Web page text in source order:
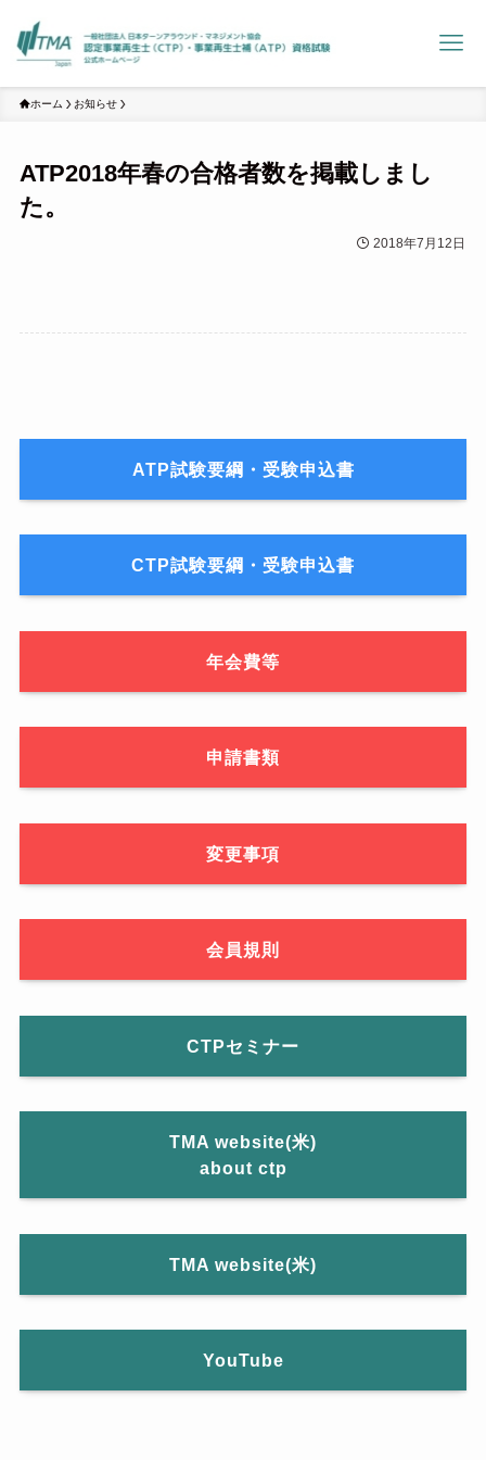
ホーム お知らせ
ATP2018年春の合格者数を掲載しまし
た。
2018年7月12日
ATP試験要綱・受験申込書
CTP試験要綱・受験申込書
年会費等
申請書類
変更事項
会員規則
CTPセミナー
TMA website(米)
about ctp
TMA website(米)
YouTube